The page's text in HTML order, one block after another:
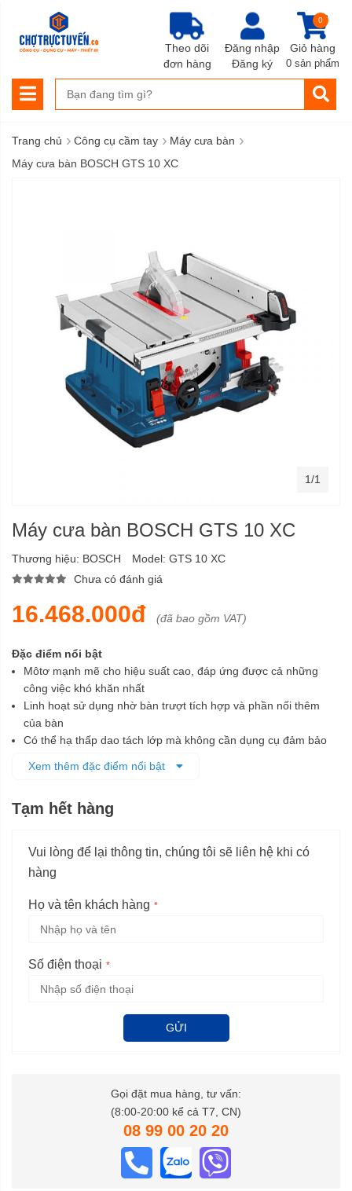
Đăng nhập
Đăng ký
Giỏ hàng
0
0 sản phẩm
Theo dõi
đơn hàng
Trang chủ › Công cụ cầm tay › Máy cưa bàn ›
Máy cưa bàn BOSCH GTS 10 XC
Máy cưa bàn BOSCH GTS 10 XC
Thương hiệu: BOSCH Model: GTS 10 XC
Chưa có đánh giá
16.468.000đ (đã bao gồm VAT)
Đặc điểm nổi bật
Môtơ mạnh mẽ cho hiệu suất cao, đáp ứng được cả những
công việc khó khăn nhất
Linh hoạt sử dụng nhờ bàn trượt tích hợp và phần nối thêm
của bàn
Có thể hạ thấp dao tách lớp mà không cần dụng cụ đảm bảo
Có hệ thống hút bụi, cho phép hút trực tiếp vào túi bụi hoặc liên
Chức năng phanh thông minh cùng hệ thống cách điện kép,
Xem thêm đặc điểm nổi bật
Tạm hết hàng
Vui lòng để lại thông tin, chúng tôi sẽ liên hệ khi có
hàng
Họ và tên khách hàng
Số điện thoại
GỬI
Gọi đặt mua hàng, tư vấn:
(8:00-20:00 kể cả T7, CN)
08 99 00 20 20
1/1